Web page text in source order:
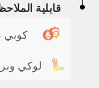
قابلية
كوبي
لوكي